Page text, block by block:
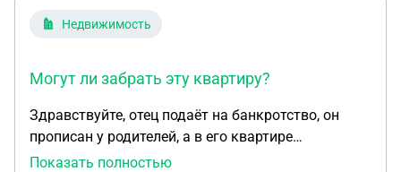
Недвижимость
Могут ли забрать эту квартиру?
Здравствуйте, отец подаёт на банкротство, он
прописан у родителей, а в его квартире
проживаем и прописаны я(несовершеннолетняя),
Показать полностью